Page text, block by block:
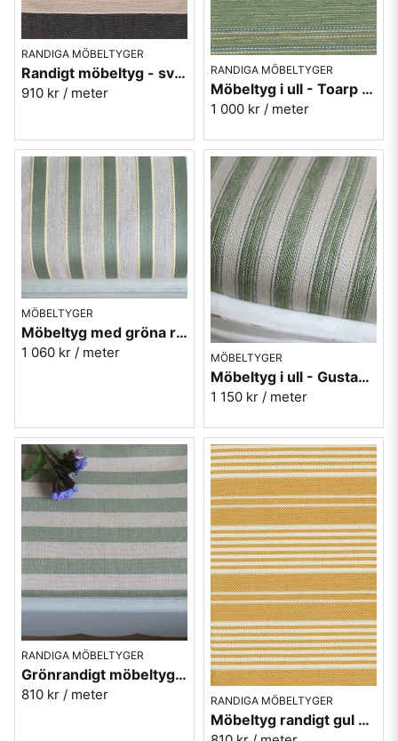
RANDIGA MÖBELTYGER
Randigt möbeltyg - svart Hubertus nr.99
910 kr / meter
RANDIGA MÖBELTYGER
Möbeltyg i ull - Toarp grön nr.70 - Berghem
1 000 kr / meter
MÖBELTYGER
Möbeltyg med gröna ränder - Magnus nr.70
1 060 kr / meter MÖBELTYGER
Möbeltyg i ull - Gustav nr.70 grön
1 150 kr / meter
RANDIGA MÖBELTYGER
Grönrandigt möbeltyg eko-bomull - Lovisa rand nr 703
810 kr / meter RANDIGA MÖBELTYGER
Möbeltyg randigt gul eko-bomull - Petter nr.613